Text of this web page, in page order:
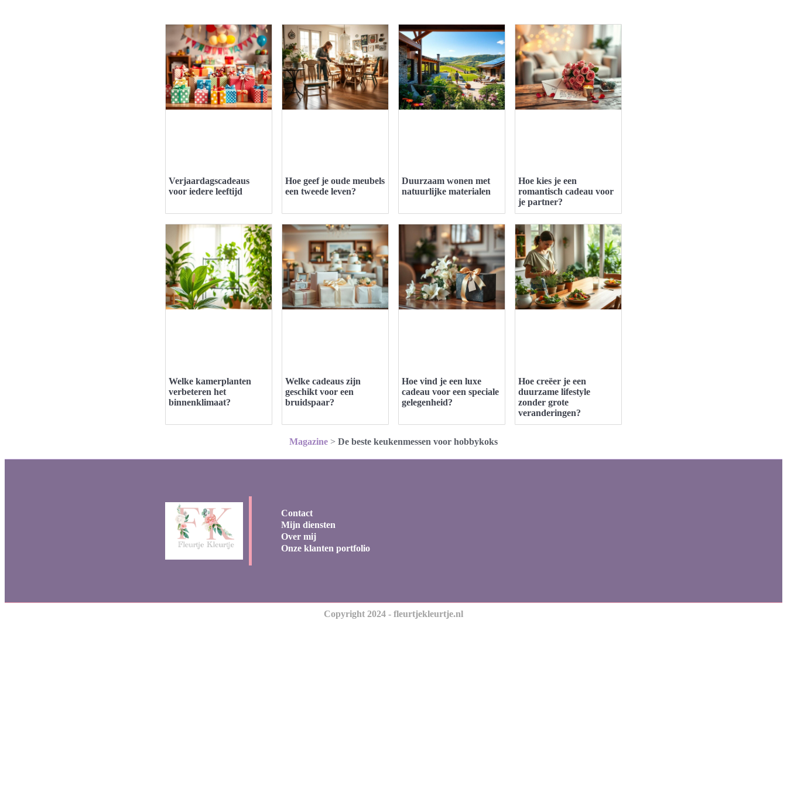
Verjaardagscadeaus
voor iedere leeftijd
Hoe geef je oude meubels
een tweede leven?
Duurzaam wonen met
natuurlijke materialen
Hoe kies je een
romantisch cadeau voor
je partner?
Welke kamerplanten
verbeteren het
binnenklimaat?
Welke cadeaus zijn
geschikt voor een
bruidspaar?
Hoe vind je een luxe
cadeau voor een speciale
gelegenheid?
Hoe creëer je een
duurzame lifestyle
zonder grote
veranderingen?
Magazine > De beste keukenmessen voor hobbykoks
Contact
Mijn diensten
Over mij
Onze klanten portfolio
Copyright 2024 - fleurtjekleurtje.nl